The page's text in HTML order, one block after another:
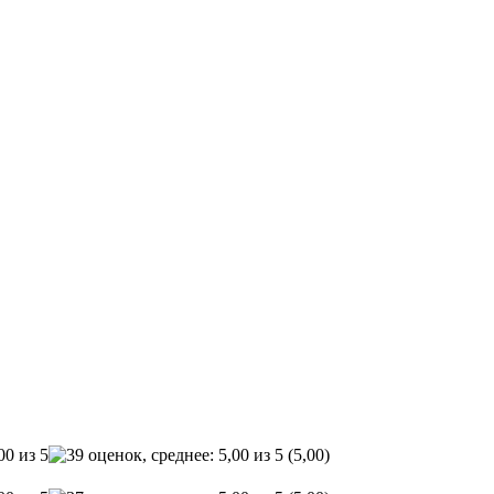
(5,00)